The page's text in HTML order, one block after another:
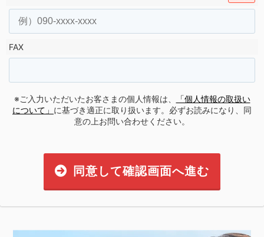
FAX
※ご入力いただいたお客さまの個人情報は、
「個人情報の取扱い
について」 に基づき適正に取り扱います。必ずお読みになり、同
意の上お問い合わせください。
同意して確認画面へ進む